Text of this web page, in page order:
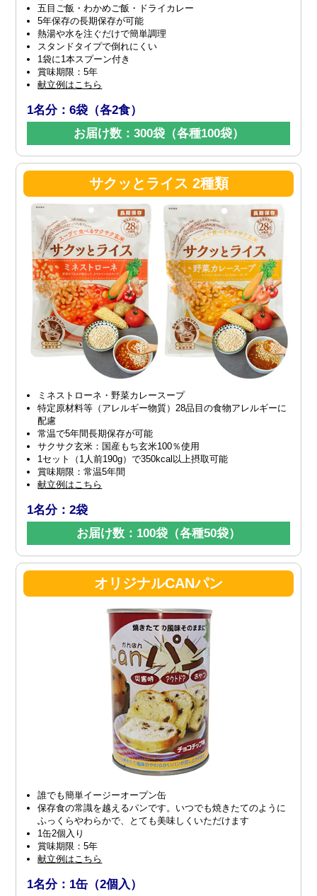
五目ご飯・わかめご飯・ドライカレー
5年保存の長期保存が可能
熱湯や水を注ぐだけで簡単調理
スタンドタイプで倒れにくい
1袋に1本スプーン付き
賞味期限：5年
献立例はこちら
1名分：6袋（各2食）
お届け数：300袋（各種100袋）
サクッとライス 2種類
ミネストローネ・野菜カレースープ
特定原材料等（アレルギー物質）28品目の食物アレルギーに
配慮
常温で5年間長期保存が可能
サクサク玄米：国産もち玄米100％使用
1セット（1人前190g）で350kcal以上摂取可能
賞味期限：常温5年間
献立例はこちら
1名分：2袋
お届け数：100袋（各種50袋）
オリジナルCANパン
誰でも簡単イージーオープン缶
保存食の常識を越えるパンです。いつでも焼きたてのように
ふっくらやわらかで、とても美味しくいただけます
1缶2個入り
賞味期限：5年
献立例はこちら
1名分：1缶（2個入）